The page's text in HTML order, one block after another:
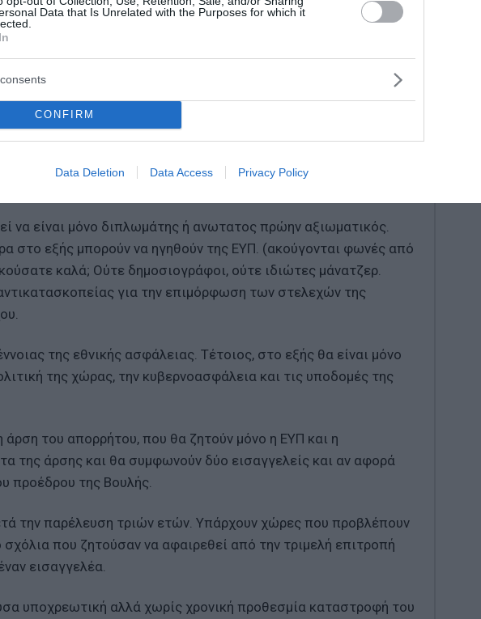
Data that Is Unrelated with the Purposes for which it
CONFIRM
Data Deletion Data Access Privacy Policy
αρθούν αστοχίες και να οριοθετήσει ένα νέο πεδίο στο οποίο
πλαισίου συμφωνούμε όλες οι πτέρυγες.
με πολλούς κινδύνους, βρίσκεται στο κέντρο
τη συζήτηση στις επιτροπές, έχουν αναδειχθεί
μεγάλες τομές που το νομοσχέδιο επιφέρει με
λογισμικών.
να είναι μόνο διπλωμάτης ή ανωτατος πρώην αξιωματικός.
στο εξής μπορούν να ηγηθούν της ΕΥΠ. (ακούγονται φωνές από
καλά; Ούτε δημοσιογράφοι, ούτε ιδιώτες μάνατζερ.
για την επιμόρφωση των στελεχών της
της εθνικής ασφάλειας. Τέτοιος, στο εξής θα είναι μόνο
της χώρας, την κυβερνοασφάλεια και τις υποδομές της
άρση του απορρήτου, που θα ζητούν μόνο η ΕΥΠ και η
της άρσης και θα συμφωνούν δύο εισαγγελείς και αν αφορά
προέδρου της Βουλής.
την παρέλευση τριών ετών. Υπάρχουν χώρες που προβλέπουν
που ζητούσαν να αφαιρεθεί από την τριμελή επιτροπή
εισαγγελέα.
υποχρεωτική αλλά χωρίς χρονική προθεσμία καταστροφή του